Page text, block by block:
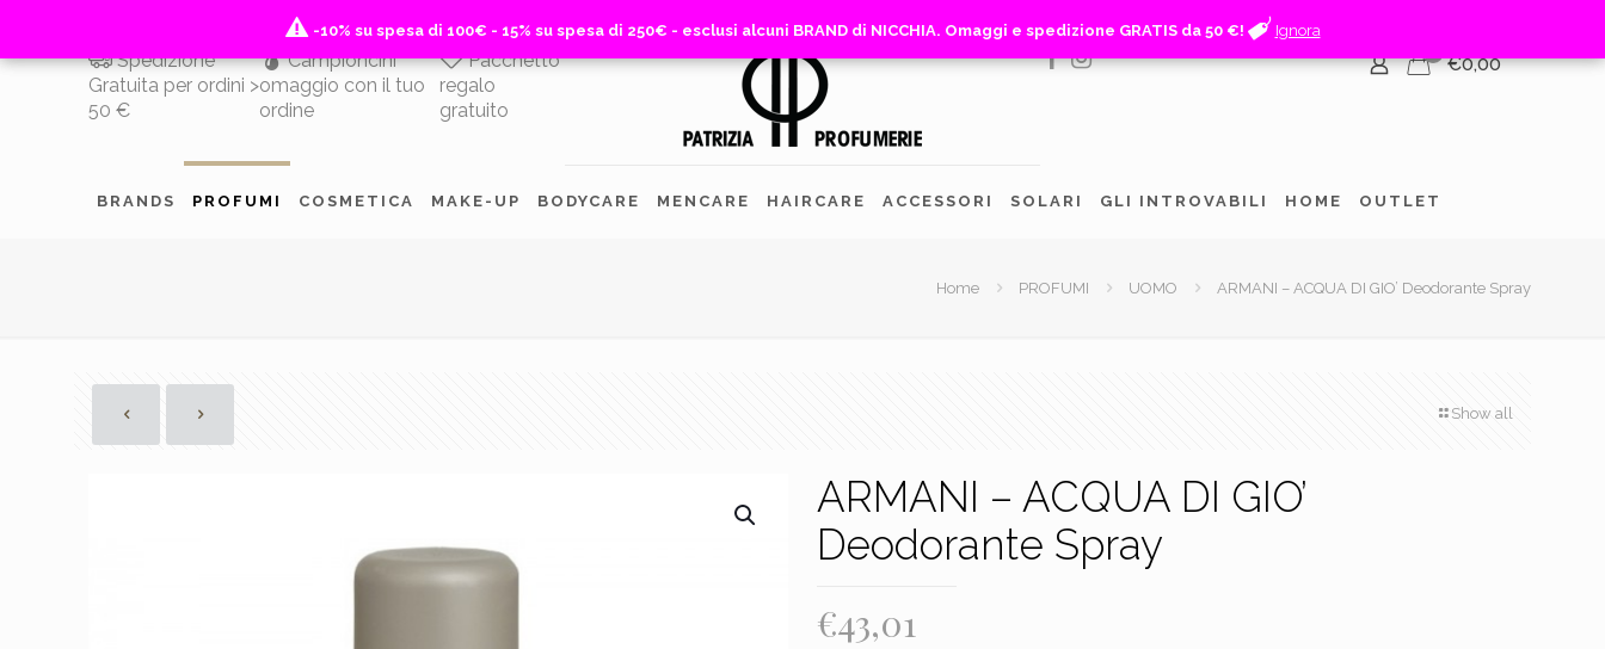
Spedizione
Gratuita per ordini >
50 €
Campioncini
omaggio con il tuo
ordine
Pacchetto
regalo
gratuito
BRANDS PROFUMI COSMETICA MAKE-UP BODYCARE MENCARE HAIRCARE ACCESSORI SOLARI GLI INTROVABILI HOME OUTLET
€0,00
Home PROFUMI UOMO ARMANI – ACQUA DI GIO’ Deodorante Spray
Show all
ARMANI – ACQUA DI GIO’
Deodorante Spray
€43,01
-10% su spesa di 100€ - 15% su spesa di 250€ - esclusi alcuni BRAND di NICCHIA. Omaggi e spedizione GRATIS da 50 €! Ignora
-10% su spesa di 100€ - 15% su spesa di 250€ - esclusi alcuni BRAND di NICCHIA. Omaggi e spedizione GRATIS da 50 €! Ignora